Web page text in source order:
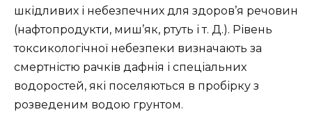
шкідливих і небезпечних для здоров’я речовин
(нафтопродукти, миш’як, ртуть і т. Д.). Рівень
токсикологічної небезпеки визначають за
смертністю рачків дафнія і спеціальних
водоростей, які поселяються в пробірку з
розведеним водою грунтом.